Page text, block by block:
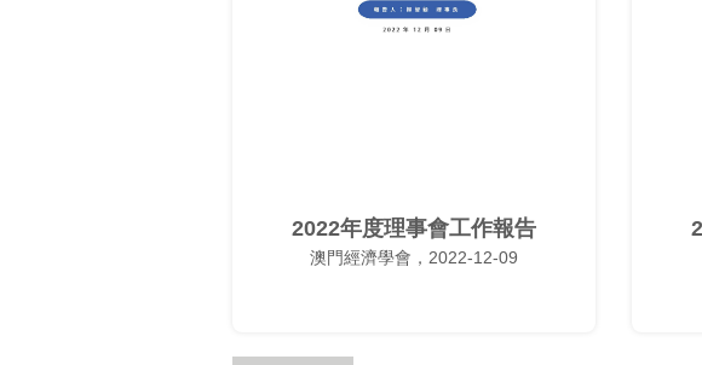
2022年度理事會工作報告
澳門經濟學會，2022-12-09